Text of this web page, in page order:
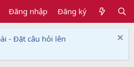
Đăng nhập Đăng ký
- Đặt câu hỏi lên